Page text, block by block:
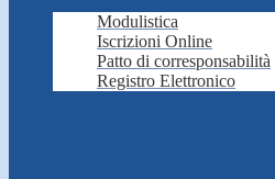
Modulistica
Iscrizioni Online
Patto di corresponsabilità
Registro Elettronico